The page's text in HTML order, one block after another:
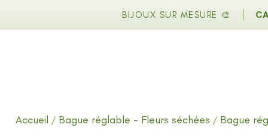
BIJOUX SUR MESURE 🎨
Accueil / Bague réglable - Fleurs séchées / Bague